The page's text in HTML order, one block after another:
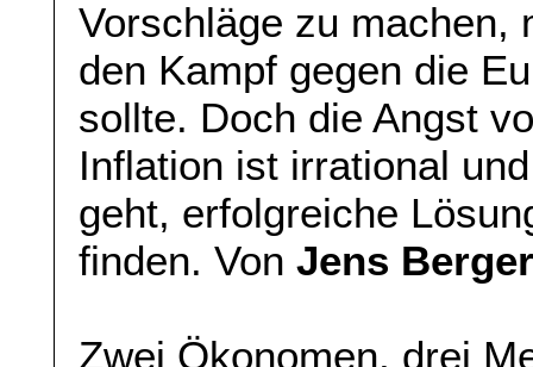
Vorschläge zu machen,
den Kampf gegen die
sollte. Doch die Angst
Inflation ist irrational
geht, erfolgreiche
finden. VonJens
Zwei Ökonomen, drei